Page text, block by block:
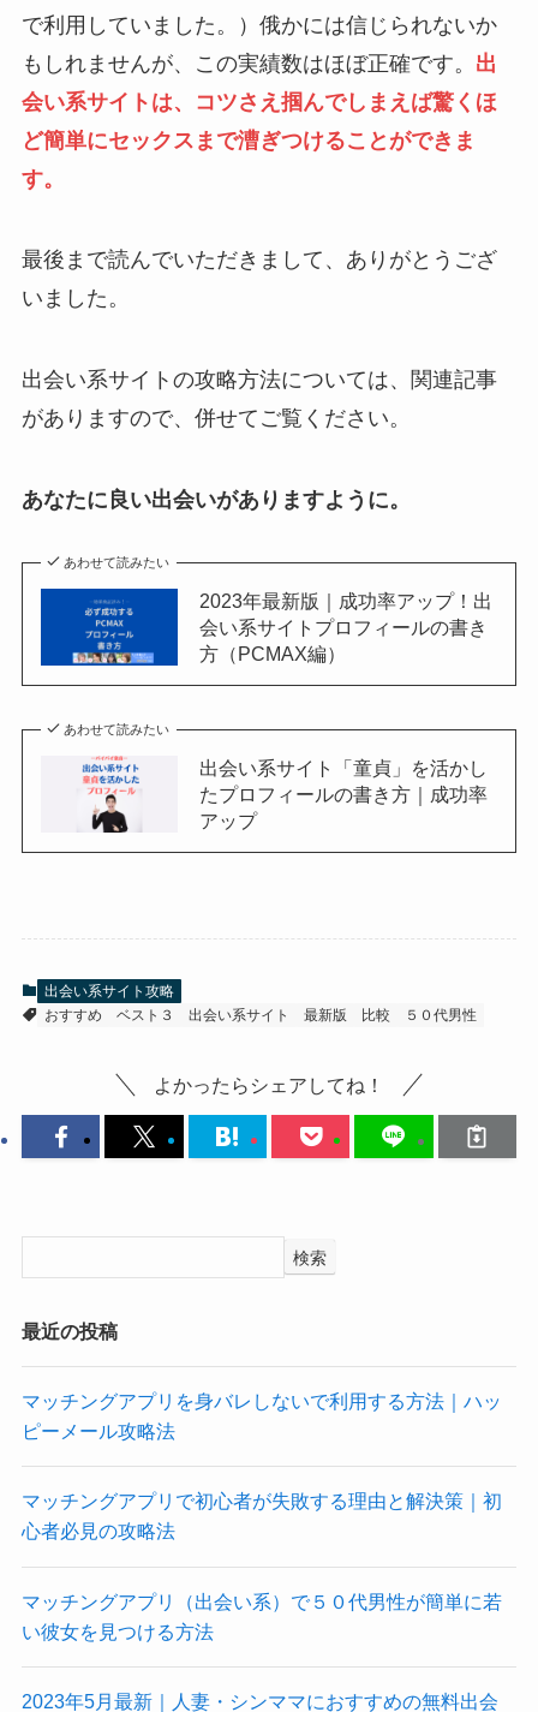
で利用していました。）俄かには信じられないか
もしれませんが、この実績数はほぼ正確です。 出
会い系サイトは、コツさえ掴んでしまえば驚くほ
ど簡単にセックスまで漕ぎつけることができま
す。
最後まで読んでいただきまして、ありがとうござ
いました。
出会い系サイトの攻略方法については、関連記事
がありますので、併せてご覧ください。
あなたに良い出会いがありますように。
あわせて読みたい
2023年最新版｜成功率アップ！出
会い系サイトプロフィールの書き
方（PCMAX編）
あわせて読みたい
出会い系サイト「童貞」を活かし
たプロフィールの書き方｜成功率
アップ
出会い系サイト攻略
おすすめ
ベスト３ 出会い系サイト 最新版 比較 ５０代男性
よかったらシェアしてね！
検索
最近の投稿
マッチングアプリを身バレしないで利用する方法｜ハッ
ピーメール攻略法
マッチングアプリで初心者が失敗する理由と解決策｜初
心者必見の攻略法
マッチングアプリ（出会い系）で５０代男性が簡単に若
い彼女を見つける方法
2023年5月最新｜人妻・シンママにおすすめの無料出会